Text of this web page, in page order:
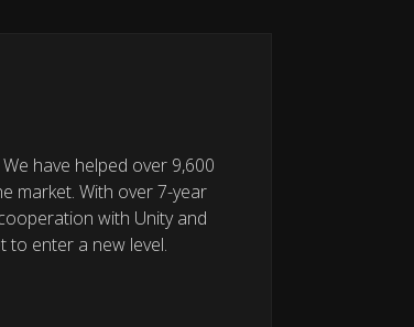
have helped over 9,600
market. With over 7-year
with Unity and
to enter a new level.